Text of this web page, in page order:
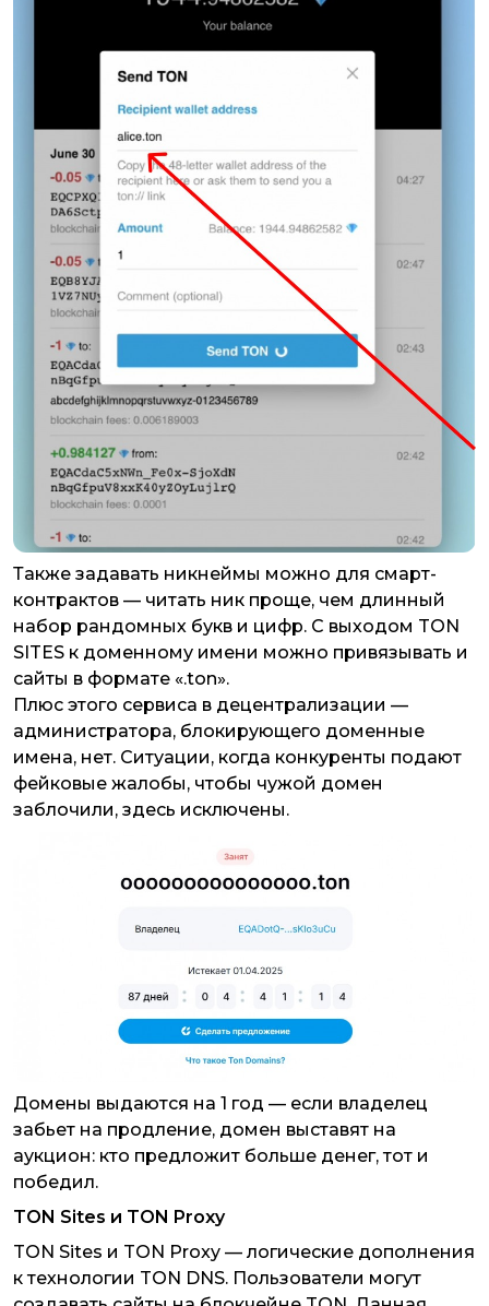
Также задавать никнеймы можно для смарт-
контрактов — читать ник проще, чем длинный
набор рандомных букв и цифр. С выходом TON
SITES к доменному имени можно привязывать и
сайты в формате «.ton».
Плюс этого сервиса в децентрализации —
администратора, блокирующего доменные
имена, нет. Ситуации, когда конкуренты подают
фейковые жалобы, чтобы чужой домен
заблочили, здесь исключены.
Домены выдаются на 1 год — если владелец
забьет на продление, домен выставят на
аукцион: кто предложит больше денег, тот и
победил.
TON Sites и TON Proxy
TON Sites и TON Proxy — логические дополнения
к технологии TON DNS. Пользователи могут